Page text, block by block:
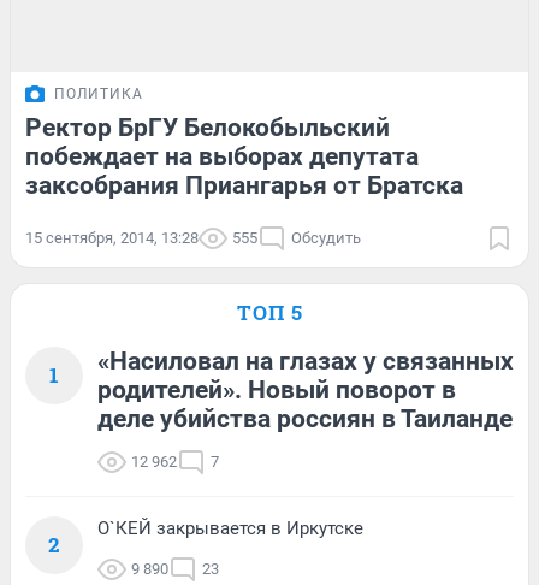
ПОЛИТИКА
Ректор БрГУ Белокобыльский
побеждает на выборах депутата
заксобрания Приангарья от Братска
15 сентября, 2014, 13:28 555 Обсудить
ТОП 5
1
«Насиловал на глазах у связанных
родителей». Новый поворот в
деле убийства россиян в Таиланде
12 962 7
2
О`КЕЙ закрывается в Иркутске
9 890 23